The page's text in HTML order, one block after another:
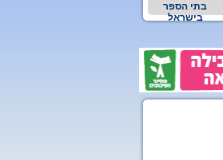
בתי הספר
בישראל